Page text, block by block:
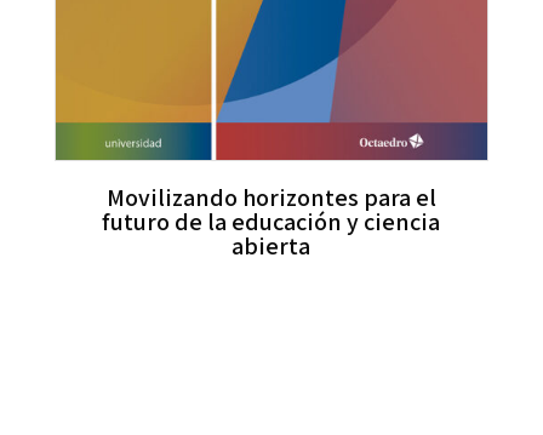
Movilizando horizontes para el
futuro de la educación y ciencia
abierta